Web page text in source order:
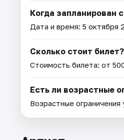
Когда запланирован
Дата и время: 5 октября
Сколько стоит билет?
Стоимость билета: от
Есть ли возрастные
Возрастные ограничения